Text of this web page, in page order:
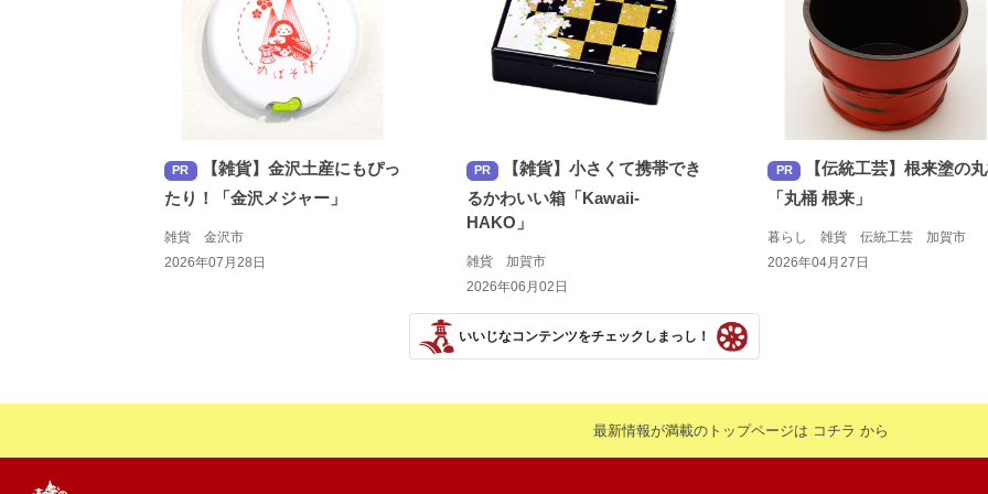
PR
【雑貨】金沢土産にもぴっ
たり！「金沢メジャー」
雑貨 金沢市
2026年07月28日
PR
【雑貨】小さくて携帯でき
るかわいい箱「Kawaii-
HAKO」
雑貨 加賀市
2026年06月02日
PR
【伝統工芸】根来塗の
「丸桶 根来」
暮らし 雑貨 伝統工芸 加賀市
2026年04月27日
いいじなコンテンツをチェックしまっし！
最新情報が満載のトップページは コチラ から